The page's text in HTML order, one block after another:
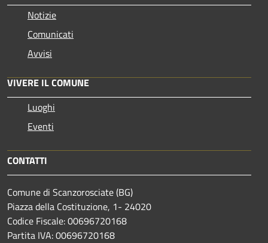
Notizie
Comunicati
Avvisi
VIVERE IL COMUNE
Luoghi
Eventi
CONTATTI
Comune di Scanzorosciate (BG)
Piazza della Costituzione, 1- 24020
Codice Fiscale: 00696720168
Partita IVA: 00696720168